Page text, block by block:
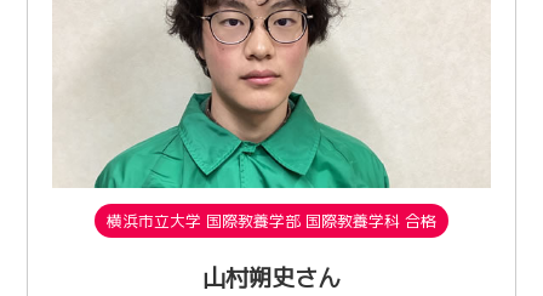
横浜市立大学 国際教養学部 国際教養学科 合格
山村朔史さん